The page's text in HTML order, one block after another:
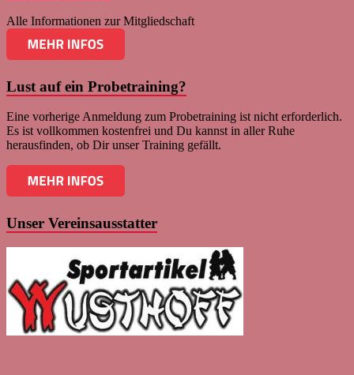
Alle Informationen zur Mitgliedschaft
Lust auf ein Probetraining?
Eine vorherige Anmeldung zum Probetraining ist nicht erforderlich.
Es ist vollkommen kostenfrei und Du kannst in aller Ruhe
herausfinden, ob Dir unser Training gefällt.
Unser Vereinsausstatter